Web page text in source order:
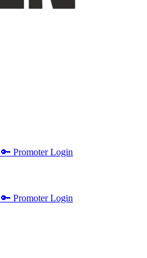
🔑 Promoter Login
🔑 Promoter Login